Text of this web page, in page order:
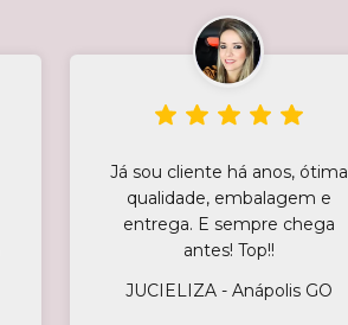
Já sou cliente há anos, ótima
qualidade, embalagem e
entrega. E sempre chega
antes! Top!!
JUCIELIZA - Anápolis GO